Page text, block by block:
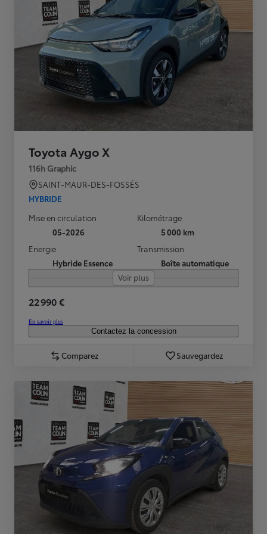
Toyota Aygo X
116h Graphic
SAINT-MAUR-DES-FOSSÉS
HYBRIDE
Mise en circulation
05-2026
Kilométrage
5 000 km
Energie
Hybride Essence
Transmission
Boîte automatique
Voir plus
22 990 €
En savoir plus
Contactez la concession
Comparez Sauvegardez